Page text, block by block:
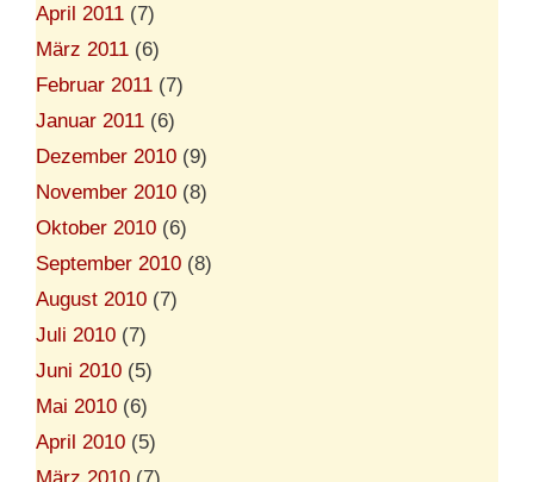
April 2011 (7)
März 2011 (6)
Februar 2011 (7)
Januar 2011 (6)
Dezember 2010 (9)
November 2010 (8)
Oktober 2010 (6)
September 2010 (8)
August 2010 (7)
Juli 2010 (7)
Juni 2010 (5)
Mai 2010 (6)
April 2010 (5)